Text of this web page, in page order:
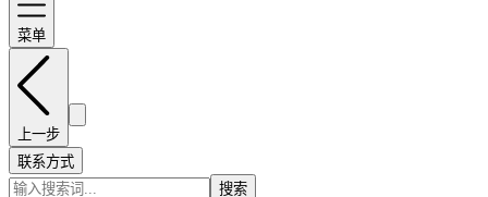
菜单
上一步
联系方式
搜索